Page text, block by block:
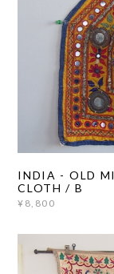
INDIA - OLD
CLOTH / B
¥8,800